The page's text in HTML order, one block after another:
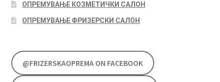
ОПРЕМУВАЊЕ КОЗМЕТИЧКИ САЛОН
ОПРЕМУВАЊЕ ФРИЗЕРСКИ САЛОН
@FRIZERSKAOPREMA ON FACEBOOK